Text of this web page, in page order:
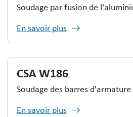
Soudage par fusion de
En savoir plus
CSA W186
Soudage des barres d'armature
En savoir plus